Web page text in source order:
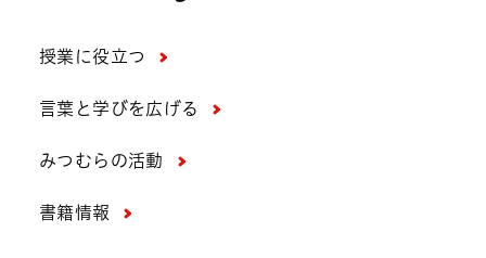
授業に役立つ
言葉と学びを広げる
みつむらの活動
書籍情報